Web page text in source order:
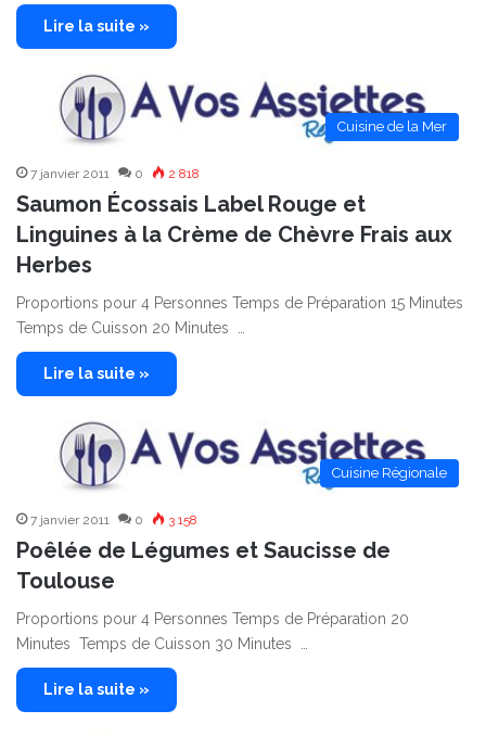
Lire la suite »
Cuisine de la Mer
7 janvier 2011 0 2 818
Saumon Écossais Label Rouge et
Linguines à la Crème de Chèvre Frais aux
Herbes
Proportions pour 4 Personnes Temps de Préparation 15 Minutes
Temps de Cuisson 20 Minutes …
Lire la suite »
Cuisine Régionale
7 janvier 2011 0 3 158
Poêlée de Légumes et Saucisse de
Toulouse
Proportions pour 4 Personnes Temps de Préparation 20
Minutes Temps de Cuisson 30 Minutes …
Lire la suite »